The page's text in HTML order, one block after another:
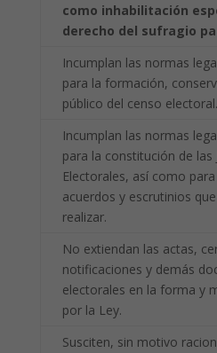
como inhabilitación
derecho del sufragio
Incumplan las normas
para la formación,
público del censo electoral.
Incumplan las normas
para la constitución de las
Electorales, así como
acuerdos y escrutinios
realizar.
No extiendan las actas,
notificaciones y demás
electorales en la forma y
por la Ley.
Susciten, sin motivo